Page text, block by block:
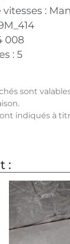
:
008
: 5
sont
indiqués à
: